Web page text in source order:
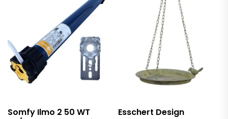
Somfy Ilmo 2 50 WT
Esschert Design